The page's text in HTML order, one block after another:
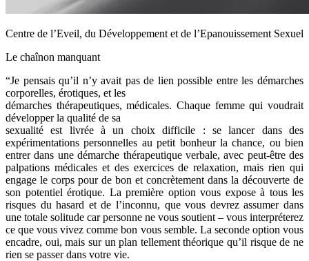
Centre de l’Eveil, du Développement et de l’Epanouissement Sexuel
Le chaînon manquant
“Je pensais qu’il n’y avait pas de lien possible entre les démarches
corporelles, érotiques, et les
démarches thérapeutiques, médicales. Chaque femme qui voudrait
développer la qualité de sa
sexualité est livrée à un choix difficile : se lancer dans des
expérimentations personnelles au petit bonheur la chance, ou bien
entrer dans une démarche thérapeutique verbale, avec peut-être des
palpations médicales et des exercices de relaxation, mais rien qui
engage le corps pour de bon et concrètement dans la découverte de
son potentiel érotique. La première option vous expose à tous les
risques du hasard et de l’inconnu, que vous devrez assumer dans
une totale solitude car personne ne vous soutient – vous interpréterez
ce que vous vivez comme bon vous semble. La seconde option vous
encadre, oui, mais sur un plan tellement théorique qu’il risque de ne
rien se passer dans votre vie.